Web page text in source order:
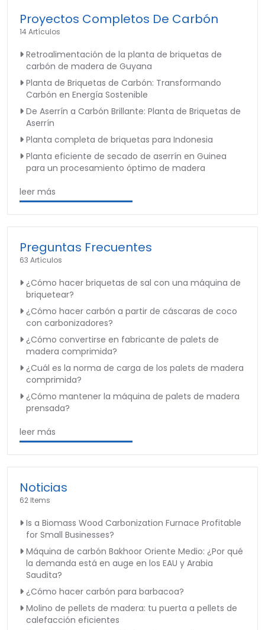
Proyectos Completos De Carbón
14 Artículos
Retroalimentación de la planta de briquetas de
carbón de madera de Guyana
Planta de Briquetas de Carbón: Transformando
Carbón en Energía Sostenible
De Aserrín a Carbón Brillante: Planta de Briquetas de
Aserrín
Planta completa de briquetas para Indonesia
Planta eficiente de secado de aserrín en Guinea
para un procesamiento óptimo de madera
leer más
Preguntas Frecuentes
63 Artículos
¿Cómo hacer briquetas de sal con una máquina de
briquetear?
¿Cómo hacer carbón a partir de cáscaras de coco
con carbonizadores?
¿Cómo convertirse en fabricante de palets de
madera comprimida?
¿Cuál es la norma de carga de los palets de madera
comprimida?
¿Cómo mantener la máquina de palets de madera
prensada?
leer más
Noticias
62 Items
Is a Biomass Wood Carbonization Furnace Profitable
for Small Businesses?
Máquina de carbón Bakhoor Oriente Medio: ¿Por qué
la demanda está en auge en los EAU y Arabia
Saudita?
¿Cómo hacer carbón para barbacoa?
Molino de pellets de madera: tu puerta a pellets de
calefacción eficientes